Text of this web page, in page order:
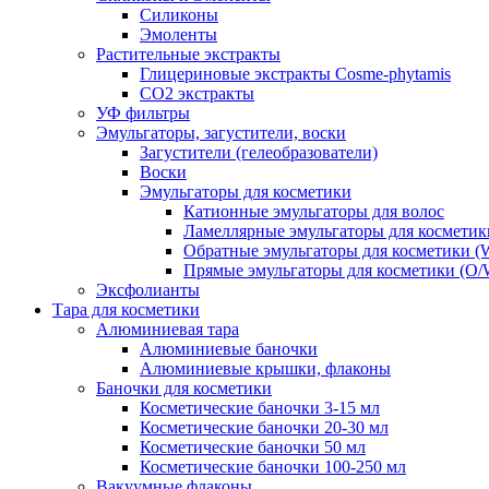
Силиконы
Эмоленты
Растительные экстракты
Глицериновые экстракты Cosme-phytamis
СО2 экстракты
УФ фильтры
Эмульгаторы, загустители, воски
Загустители (гелеобразователи)
Воски
Эмульгаторы для косметики
Катионные эмульгаторы для волос
Ламеллярные эмульгаторы для
Обратные эмульгаторы для косметики
Прямые эмульгаторы для косметики (O/
Эксфолианты
Тара для косметики
Алюминиевая тара
Алюминиевые баночки
Алюминиевые крышки, флаконы
Баночки для косметики
Косметические баночки 3-15 мл
Косметические баночки 20-30 мл
Косметические баночки 50 мл
Косметические баночки 100-250 мл